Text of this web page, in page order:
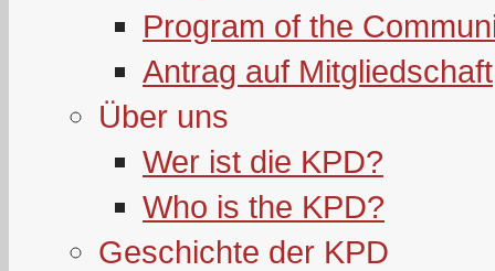
Program of the
Antrag auf Mitgliedschaft
Über uns
Wer ist die KPD?
Who is the KPD?
Geschichte der KPD